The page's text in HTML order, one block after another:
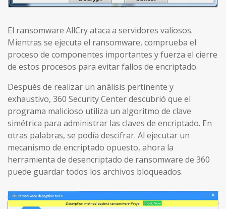
El ransomware AllCry ataca a servidores valiosos.
Mientras se ejecuta el ransomware, comprueba el
proceso de componentes importantes y fuerza el cierre
de estos procesos para evitar fallos de encriptado.
Después de realizar un análisis pertinente y
exhaustivo, 360 Security Center descubrió que el
programa malicioso utiliza un algoritmo de clave
simétrica para administrar las claves de encriptado. En
otras palabras, se podía descifrar. Al ejecutar un
mecanismo de encriptado opuesto, ahora la
herramienta de desencriptado de ransomware de 360
puede guardar todos los archivos bloqueados.